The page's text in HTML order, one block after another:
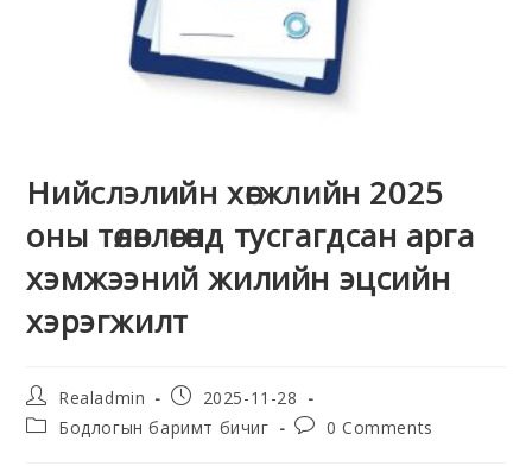
Нийслэлийн хөгжлийн 2025
оны төлөвлөгөөнд тусгагдсан арга
хэмжээний жилийн эцсийн
хэрэгжилт
Realadmin
2025-11-28
Бодлогын баримт бичиг
0 Comments